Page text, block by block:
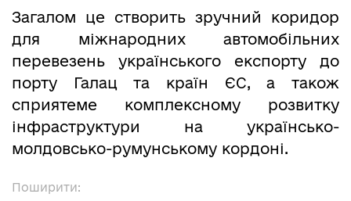
Поширити:
Загалом це створить зручний коридор
для міжнародних автомобільних
перевезень українського експорту до
порту Галац та країн ЄС, а також
сприятеме комплексному розвитку
інфраструктури на українсько-
молдовсько-румунському кордоні.